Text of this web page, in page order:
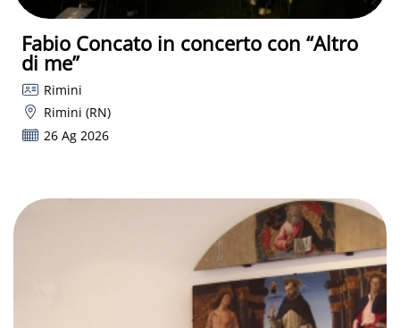
Fabio Concato in concerto con “Altro
di me”
Rimini
Rimini (RN)
26 Ag 2026